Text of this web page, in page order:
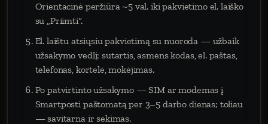
Orientacinė peržiūra ~5 val. iki pakvietimo el. laiško
su „Priimti“.
El. laištu atsiųsiu pakvietimą su nuoroda — užbaik
užsakymo vedlį: sutartis, asmens kodas, el. paštas,
telefonas, kortelė, mokėjimas.
Po patvirtinto užsakymo — SIM ar modemas į
Smartposti paštomatą per 3–5 darbo dienas; toliau
— savitarna ir sekimas.